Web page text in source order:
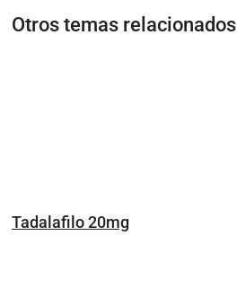
Otros temas relacionados
Tadalafilo 20mg